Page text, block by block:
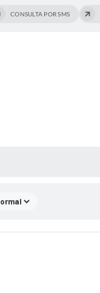
CONSULTA POR SMS